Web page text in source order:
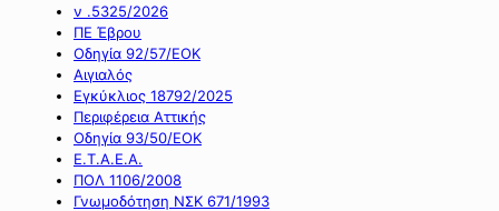
ν .5325/2026
ΠΕ Έβρου
Οδηγία 92/57/ΕΟΚ
Αιγιαλός
Εγκύκλιος 18792/2025
Περιφέρεια Αττικής
Οδηγία 93/50/ΕΟΚ
Ε.Τ.Α.Ε.Α.
ΠΟΛ 1106/2008
Γνωμοδότηση ΝΣΚ 671/1993